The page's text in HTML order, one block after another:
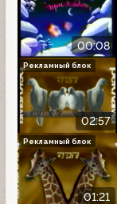
00:08
02:57
Рекламный блок
01:21
Рекламный блок